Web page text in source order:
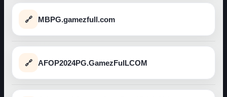
MBPG.gamezfull.com
AFOP2024PG.GamezFulLCOM